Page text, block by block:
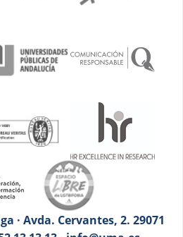
· Avda. Cervantes, 2. 29071